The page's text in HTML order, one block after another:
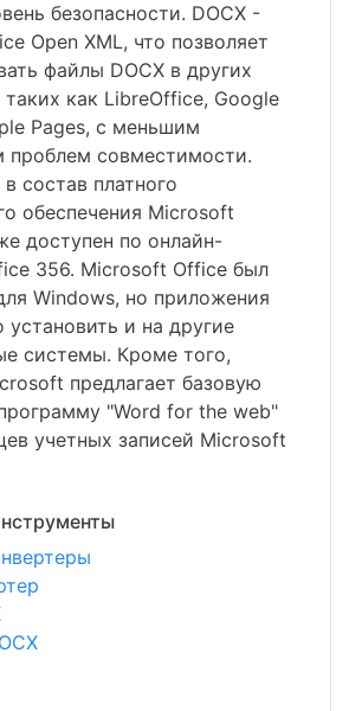
безопасности. DOCX -
Open XML, что позволяет
файлы DOCX в других
как LibreOffice, Google
Pages, с меньшим
проблем совместимости.
состав платного
обеспечения Microsoft
доступен по онлайн-
356. Microsoft Office был
Windows, но приложения
и на другие
системы. Кроме того,
предлагает базовую
"Word for the web"
учетных записей Microsoft